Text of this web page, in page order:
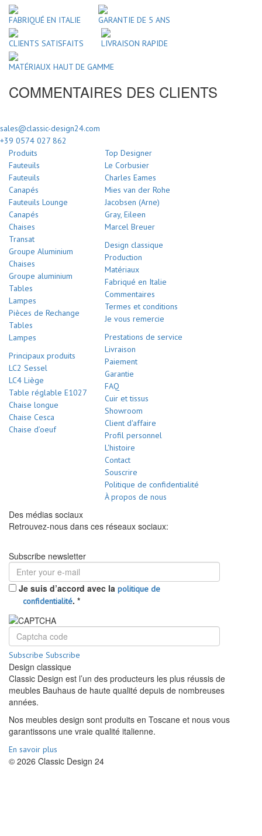
FABRIQUÉ EN ITALIE GARANTIE DE 5 ANS
CLIENTS SATISFAITS LIVRAISON RAPIDE
MATÉRIAUX HAUT DE GAMME
COMMENTAIRES DES CLIENTS
sales@classic-design24.com
+39 0574 027 862
Produits
Fauteuils
Fauteuils
Canapés
Fauteuils Lounge
Canapés
Chaises
Transat
Groupe Aluminium
Chaises
Groupe aluminium
Tables
Lampes
Pièces de Rechange
Tables
Lampes
Principaux produits
LC2 Sessel
LC4 Liège
Table réglable E1027
Chaise longue
Chaise Cesca
Chaise d’oeuf
Top Designer
Le Corbusier
Charles Eames
Mies van der Rohe
Jacobsen (Arne)
Gray, Eileen
Marcel Breuer
Design classique
Production
Matériaux
Fabriqué en Italie
Commentaires
Termes et conditions
Je vous remercie
Prestations de service
Livraison
Paiement
Garantie
FAQ
Cuir et tissus
Showroom
Client d'affaire
Profil personnel
L'histoire
Contact
Souscrire
Politique de confidentialité
À propos de nous
Des médias sociaux
Retrouvez-nous dans ces réseaux sociaux:
Subscribe newsletter
Je suis d’accord avec la politique de
confidentialité. *
Subscribe Subscribe
Design classique
Classic Design est l’un des producteurs les plus réussis de
meubles Bauhaus de haute qualité depuis de nombreuses
années.
Nos meubles design sont produits en Toscane et nous vous
garantissons une vraie qualité italienne.
En savoir plus
© 2026 Classic Design 24